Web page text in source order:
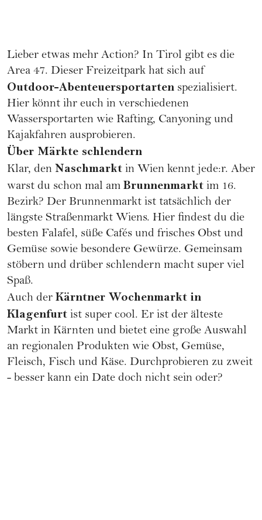
Lieber etwas mehr Action? In Tirol gibt es die
Area 47. Dieser Freizeitpark hat sich auf
Outdoor-Abenteuersportarten spezialisiert.
Hier könnt ihr euch in verschiedenen
Wassersportarten wie Rafting, Canyoning und
Kajakfahren ausprobieren.
Über Märkte schlendern
Klar, den Naschmarkt in Wien kennt jede:r. Aber
warst du schon mal am Brunnenmarkt im 16.
Bezirk? Der Brunnenmarkt ist tatsächlich der
längste Straßenmarkt Wiens. Hier findest du die
besten Falafel, süße Cafés und frisches Obst und
Gemüse sowie besondere Gewürze. Gemeinsam
stöbern und drüber schlendern macht super viel
Spaß.
Auch der Kärntner Wochenmarkt in
Klagenfurt ist super cool. Er ist der älteste
Markt in Kärnten und bietet eine große Auswahl
an regionalen Produkten wie Obst, Gemüse,
Fleisch, Fisch und Käse. Durchprobieren zu zweit
- besser kann ein Date doch nicht sein oder?